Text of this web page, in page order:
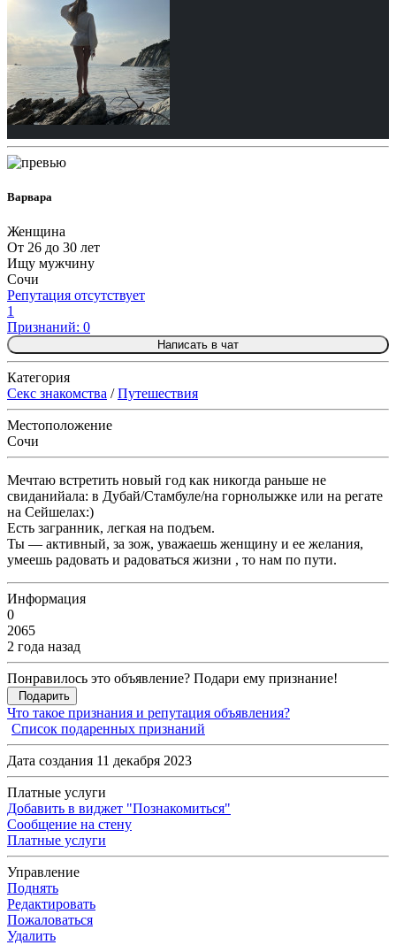
Варвара
Женщина
От 26 до 30 лет
Ищу мужчину
Сочи
Репутация отсутствует
1
Признаний: 0
Написать в чат
Категория
Секс знакомства /Путешествия
Местоположение
Сочи
Мечтаю встретить новый год как никогда раньше не
свиданийала: в Дубай/Стамбуле/на горнолыжке или на регате
на Сейшелах:)
Есть загранник, легкая на подъем.
Ты — активный, за зож, уважаешь женщину и ее желания,
умеешь радовать и радоваться жизни , то нам по пути.
Информация
0
2065
2 года назад
Понравилось это объявление? Подари ему признание!
Подарить
Что такое признания и репутация объявления?
Список подаренных признаний
Дата создания 11 декабря 2023
Платные услуги
Добавить в виджет "Познакомиться"
Сообщение на стену
Платные услуги
Управление
Поднять
Редактировать
Пожаловаться
Удалить